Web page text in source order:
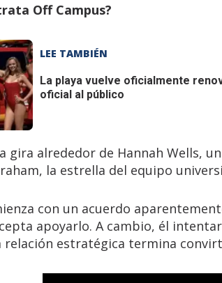
Off Campus?
LEE TAMBIÉN
La playa vuelve oficialmente
oficial al público
gira alrededor de Hannah Wells,
la estrella del equipo
con un acuerdo
apoyarlo. A cambio, él
relación estratégica termina